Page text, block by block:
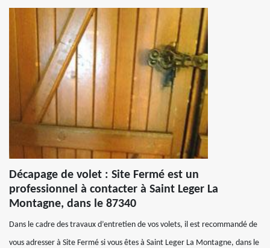
Décapage de volet : Site Fermé est un
professionnel à contacter à Saint Leger La
Montagne, dans le 87340
Dans le cadre des travaux d’entretien de vos volets, il est recommandé de
vous adresser à Site Fermé si vous êtes à Saint Leger La Montagne, dans le